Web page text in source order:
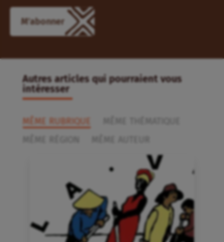
Autres articles qui pourraient vous
intéresser
MÊME RUBRIQUE